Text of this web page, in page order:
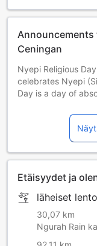
Announcements
Ceningan
Nyepi Religious
celebrates Nyepi
Day is a day of
check-out from
March 2027 | 26
Etäisyydet ja
läheiset
30,07 km
Ngurah Rain